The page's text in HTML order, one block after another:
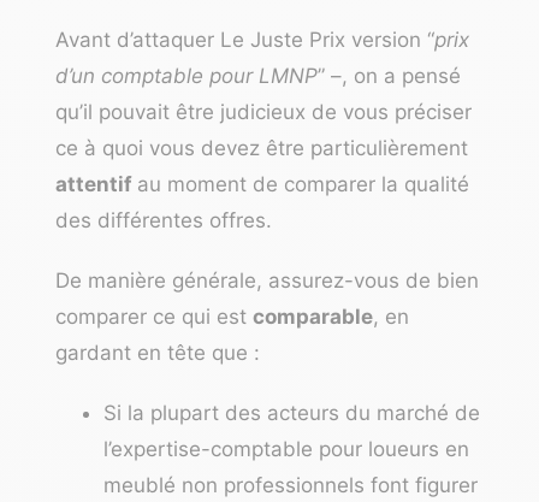
Avant d’attaquer Le Juste Prix version “prix
d’un comptable pour LMNP” –, on a pensé
qu’il pouvait être judicieux de vous préciser
ce à quoi vous devez être particulièrement
attentif au moment de comparer la qualité
des différentes offres.
De manière générale, assurez-vous de bien
comparer ce qui est comparable, en
gardant en tête que :
Si la plupart des acteurs du marché de
l’expertise-comptable pour loueurs en
meublé non professionnels font figurer